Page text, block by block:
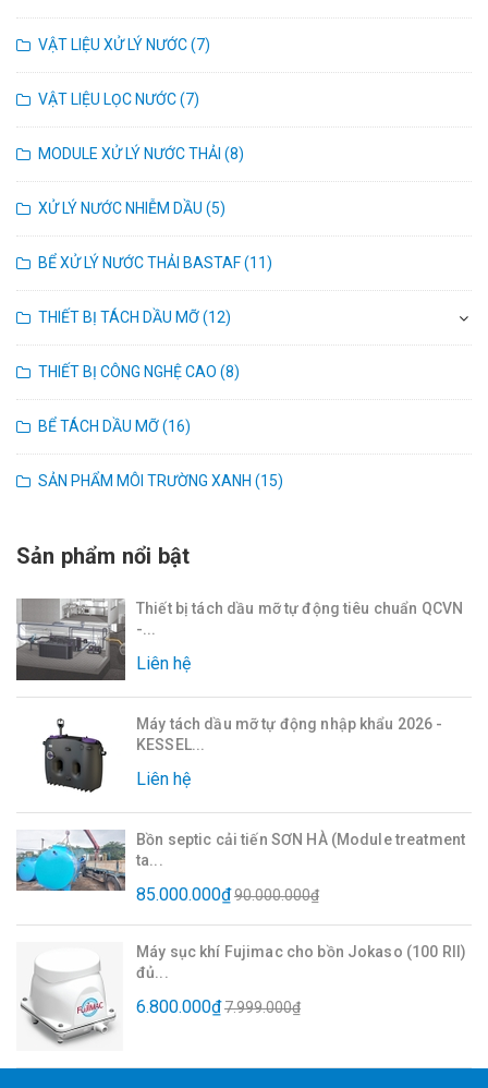
VẬT LIỆU XỬ LÝ NƯỚC (7)
VẬT LIỆU LỌC NƯỚC (7)
MODULE XỬ LÝ NƯỚC THẢI (8)
XỬ LÝ NƯỚC NHIỄM DẦU (5)
BỂ XỬ LÝ NƯỚC THẢI BASTAF (11)
THIẾT BỊ TÁCH DẦU MỠ (12)
THIẾT BỊ CÔNG NGHỆ CAO (8)
BỂ TÁCH DẦU MỠ (16)
SẢN PHẨM MÔI TRƯỜNG XANH (15)
Sản phẩm nổi bật
Thiết bị tách dầu mỡ tự động tiêu chuẩn QCVN
-...
Liên hệ
Máy tách dầu mỡ tự động nhập khẩu 2026 -
KESSEL...
Liên hệ
Bồn septic cải tiến SƠN HÀ (Module treatment
ta...
85.000.000₫90.000.000₫
Máy sục khí Fujimac cho bồn Jokaso (100 RII)
đủ...
6.800.000₫7.999.000₫